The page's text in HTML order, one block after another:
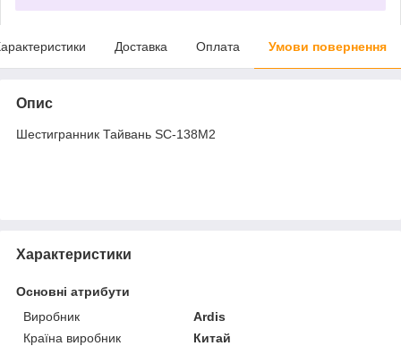
Доставка Оплата Умови повернення
Опис
Шестигранник Тайвань SC-138M2
Характеристики
Основні атрибути
Виробник
Ardis
Країна виробник
Китай